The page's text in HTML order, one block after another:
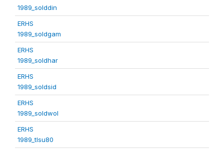
1989_solddin
ERHS
1989_soldgam
ERHS
1989_soldhar
ERHS
1989_soldsid
ERHS
1989_soldwol
ERHS
1989_tlsu80